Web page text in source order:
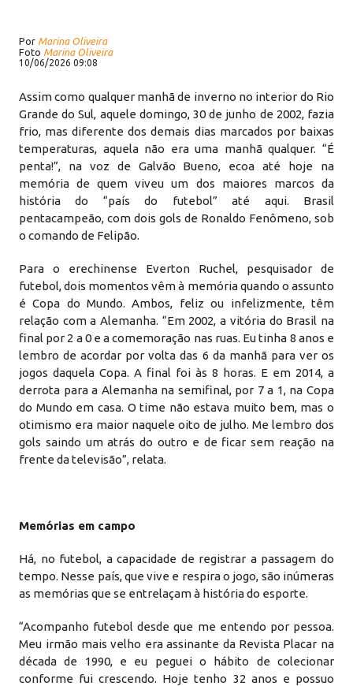
Por Marina Oliveira
Foto Marina Oliveira
10/06/2026 09:08
Assim como qualquer manhã de inverno no interior do Rio
Grande do Sul, aquele domingo, 30 de junho de 2002, fazia
frio, mas diferente dos demais dias marcados por baixas
temperaturas, aquela não era uma manhã qualquer. “É
penta!”, na voz de Galvão Bueno, ecoa até hoje na
memória de quem viveu um dos maiores marcos da
história do “país do futebol” até aqui. Brasil
pentacampeão, com dois gols de Ronaldo Fenômeno, sob
o comando de Felipão.
Para o erechinense Everton Ruchel, pesquisador de
futebol, dois momentos vêm à memória quando o assunto
é Copa do Mundo. Ambos, feliz ou infelizmente, têm
relação com a Alemanha. “Em 2002, a vitória do Brasil na
final por 2 a 0 e a comemoração nas ruas. Eu tinha 8 anos e
lembro de acordar por volta das 6 da manhã para ver os
jogos daquela Copa. A final foi às 8 horas. E em 2014, a
derrota para a Alemanha na semifinal, por 7 a 1, na Copa
do Mundo em casa. O time não estava muito bem, mas o
otimismo era maior naquele oito de julho. Me lembro dos
gols saindo um atrás do outro e de ficar sem reação na
frente da televisão”, relata.
Memórias em campo
Há, no futebol, a capacidade de registrar a passagem do
tempo. Nesse país, que vive e respira o jogo, são inúmeras
as memórias que se entrelaçam à história do esporte.
“Acompanho futebol desde que me entendo por pessoa.
Meu irmão mais velho era assinante da Revista Placar na
década de 1990, e eu peguei o hábito de colecionar
conforme fui crescendo. Hoje tenho 32 anos e possuo